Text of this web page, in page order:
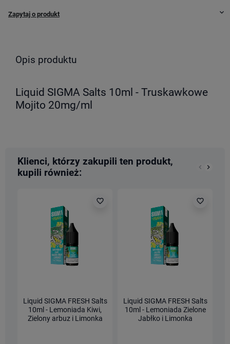
Zapytaj o produkt keyboard_arrow_down
Opis produktu
Liquid SIGMA Salts 10ml - Truskawkowe
Mojito 20mg/ml
Klienci, którzy zakupili ten produkt,
kupili również:
keyboard_arrow_left keyboard_arrow_right
favorite_border
Liquid SIGMA FRESH Salts
10ml - Lemoniada Kiwi,
Zielony arbuz i Limonka
favorite_border
Liquid SIGMA FRESH Salts
10ml - Lemoniada Zielone
Jabłko i Limonka